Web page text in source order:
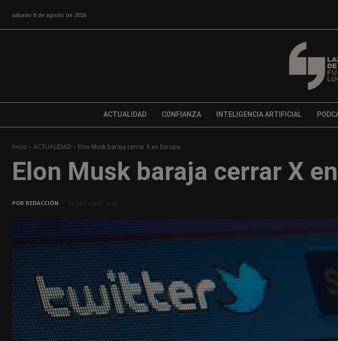
sábado 8 de agosto de 2026
ACTUALIDAD CONFIANZA INTELIGENCIA ARTIFICIAL
Inicio ACTUALIDAD Elon Musk baraja cerrar X en Europa
Elon Musk baraja cerrar X
POR REDACCIÓN